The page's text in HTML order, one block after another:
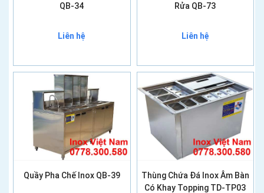
QB-34
Liên hệ
Rửa QB-73
Liên hệ
Quầy Pha Chế Inox QB-39
Thùng Chứa Đá Inox Âm Bàn
Có Khay Topping TD-TP03